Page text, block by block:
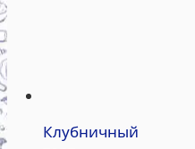
Клубничный